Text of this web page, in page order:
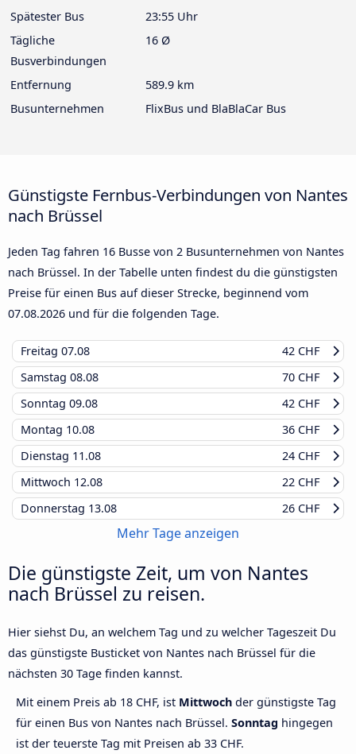
Spätester Bus
23:55 Uhr
Tägliche
Busverbindungen
16 Ø
Entfernung
589.9 km
Busunternehmen
FlixBus und BlaBlaCar Bus
Günstigste Fernbus-Verbindungen von Nantes
nach Brüssel
Jeden Tag fahren 16 Busse von 2 Busunternehmen von Nantes
nach Brüssel. In der Tabelle unten findest du die günstigsten
Preise für einen Bus auf dieser Strecke, beginnend vom
07.08.2026 und für die folgenden Tage.
Freitag 07.08
42 CHF
Samstag 08.08
70 CHF
Sonntag 09.08
42 CHF
Montag 10.08
36 CHF
Dienstag 11.08
24 CHF
Mittwoch 12.08
22 CHF
Donnerstag 13.08 26 CHF
Mehr Tage anzeigen
Die günstigste Zeit, um von Nantes
nach Brüssel zu reisen.
Hier siehst Du, an welchem Tag und zu welcher Tageszeit Du
das günstigste Busticket von Nantes nach Brüssel für die
nächsten 30 Tage finden kannst.
Mit einem Preis ab 18 CHF, ist Mittwoch der günstigste Tag
für einen Bus von Nantes nach Brüssel. Sonntag hingegen
ist der teuerste Tag mit Preisen ab 33 CHF.